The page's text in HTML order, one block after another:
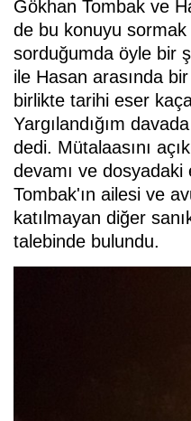
Gökhan Tombak ve
de bu konuyu sormak
sorduğumda öyle bir
ile Hasan arasında
birlikte tarihi eser
Yargılandığım
dedi. Mütalaasını
devamı ve
Tombak'ın ailesi ve
katılmayan diğer
talebinde bulundu.